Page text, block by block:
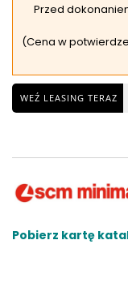
Przed
(Cena w
WEŹ LEASING TERAZ
Pobierz kartę